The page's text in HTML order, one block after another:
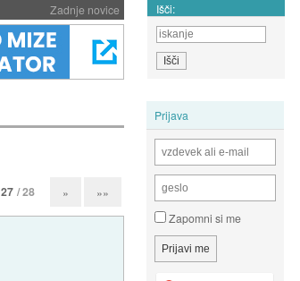
Zadnje novice Išči:
Prijava
Zapomni si me
27 / 28 » »»